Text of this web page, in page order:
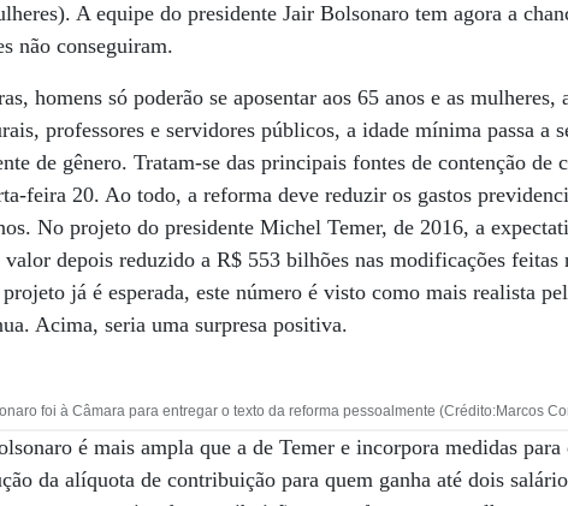
A equipe do presidente Jair Bolsonaro tem agora a
não conseguiram.
homens só poderão se aposentar aos 65 anos e as mulheres,
professores e servidores públicos, a idade mínima passa a
de gênero. Tratam-se das principais fontes de contenção de
feira 20. Ao todo, a reforma deve reduzir os gastos
No projeto do presidente Michel Temer, de 2016, a
depois reduzido a R$ 553 bilhões nas modificações feitas
já é esperada, este número é visto como mais realista
Acima, seria uma surpresa positiva.
foi à Câmara para entregar o texto da reforma pessoalmente (Crédito:Marcos
é mais ampla que a de Temer e incorpora medidas
da alíquota de contribuição para quem ganha até dois